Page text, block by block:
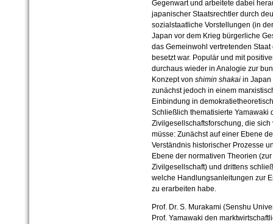
Gegenwart und arbeitete dabei
japanischer Staatsrechtler durch
sozialstaatliche Vorstellungen (in
Japan vor dem Krieg bürgerliche
das Gemeinwohl vertretenden
besetzt war. Populär und mit
durchaus wieder in Analogie zur
Konzept von shimin shakaiin Japan
zunächst jedoch in einem
Einbindung in
Schließlich thematisierte Yamawaki
Zivilgesellschaftsforschung, die
müsse: Zunächst auf einer Ebene
Verständnis historischer Prozesse
Ebene der normativen Theorien
Zivilgesellschaft) und drittens
welche Handlungsanleitungen zur
zu erarbeiten habe.
Prof. Dr. S. Murakami (Senshu
Prof. Yamawaki den